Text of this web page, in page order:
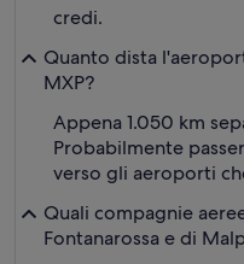
credi.
Quanto dista
MXP?
Appena 1.050 km
Probabilmente
verso gli aeroporti
Quali compagnie
Fontanarossa e di